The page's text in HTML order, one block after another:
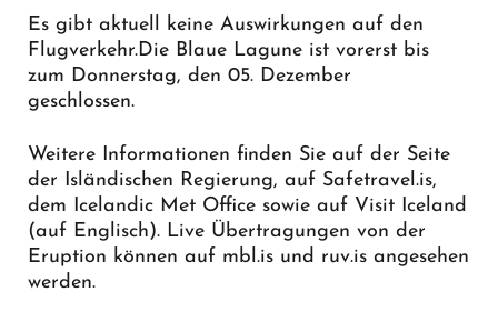
Es gibt aktuell keine Auswirkungen auf den
Flugverkehr.Die Blaue Lagune ist vorerst bis
zum Donnerstag, den 05. Dezember
geschlossen.
Weitere Informationen finden Sie auf der Seite
der Isländischen Regierung, auf Safetravel.is,
dem Icelandic Met Office sowie auf Visit Iceland
(auf Englisch). Live Übertragungen von der
Eruption können auf mbl.is und ruv.is angesehen
werden.